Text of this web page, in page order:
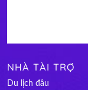
NHÀ TÀI TRỢ
Du lịch đâu